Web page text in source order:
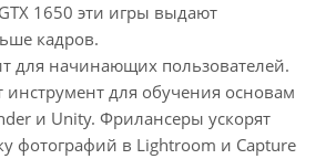
1650 эти игры выдают
кадров.
для начинающих пользователей.
инструмент для обучения основам
и Unity. Фрилансеры ускорят
фотографий в Lightroom и Capture